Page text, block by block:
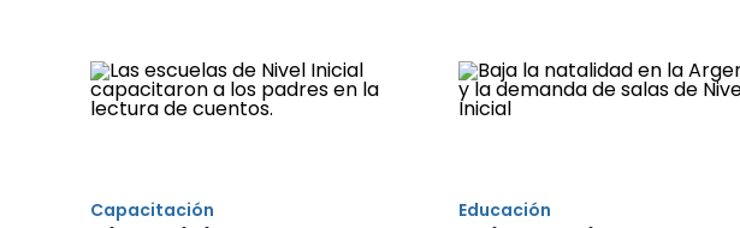
Capacitación Educación